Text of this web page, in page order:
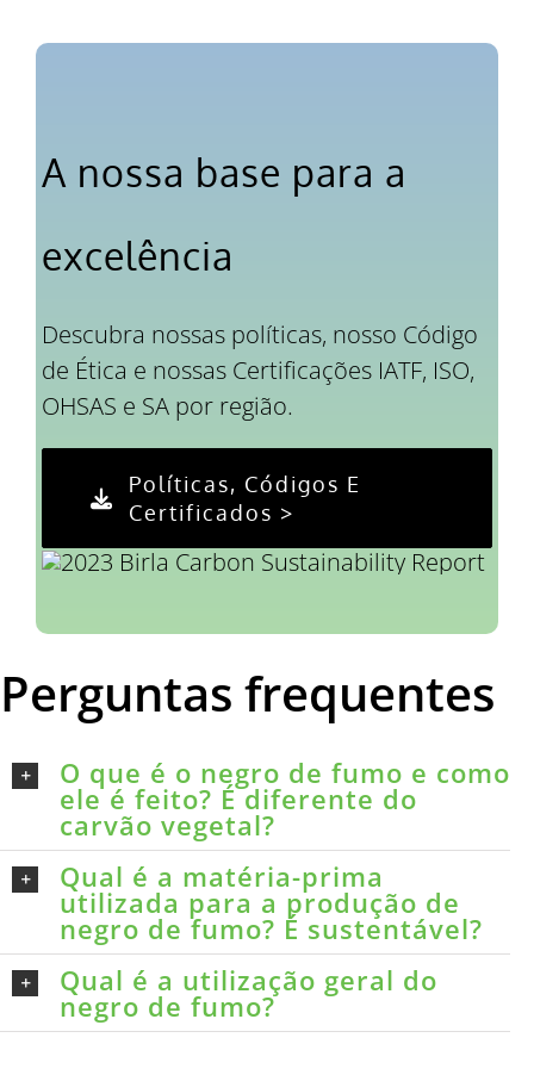
A nossa base para a
excelência
Descubra nossas políticas, nosso Código
de Ética e nossas Certificações IATF, ISO,
OHSAS e SA por região.
Políticas, Códigos E
Certificados >
Perguntas frequentes
O que é o negro de fumo e como
ele é feito? É diferente do
carvão vegetal?
Qual é a matéria-prima
utilizada para a produção de
negro de fumo? É sustentável?
Qual é a utilização geral do
negro de fumo?